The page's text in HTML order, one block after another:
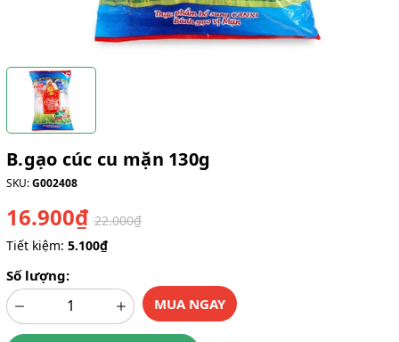
B.gạo cúc cu mặn 130g
SKU:G002408
16.900₫ 22.000₫
Tiết kiệm: 5.100₫
Số lượng:
MUA NGAY